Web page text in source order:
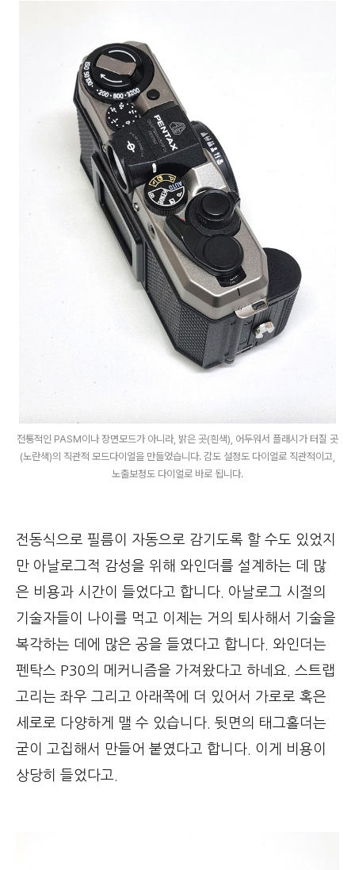
전통적인 PASM이나 장면모드가 아니라, 밝은 곳(흰색), 어두워서 플래시가 터질 곳
(노란색)의 직관적 모드다이얼을 만들었습니다. 감도 설정도 다이얼로 직관적이고,
노출보정도 다이얼로 바로 됩니다.
전동식으로 필름이 자동으로 감기도록 할 수도 있었지
만 아날로그적 감성을 위해 와인더를 설계하는 데 많
은 비용과 시간이 들었다고 합니다. 아날로그 시절의
기술자들이 나이를 먹고 이제는 거의 퇴사해서 기술을
복각하는 데에 많은 공을 들였다고 합니다. 와인더는
펜탁스 P30의 메커니즘을 가져왔다고 하네요. 스트랩
고리는 좌우 그리고 아래쪽에 더 있어서 가로로 혹은
세로로 다양하게 맬 수 있습니다. 뒷면의 태그홀더는
굳이 고집해서 만들어 붙였다고 합니다. 이게 비용이
상당히 들었다고.